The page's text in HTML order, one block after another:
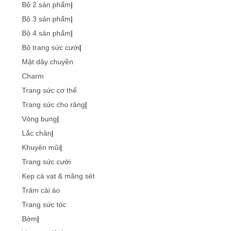
Bộ 2 sản phẩm|
Bộ 3 sản phẩm|
Bộ 4 sản phẩm|
Bộ trang sức cưới|
Mặt dây chuyền
Charm
Trang sức cơ thể
Trang sức cho răng|
Vòng bụng|
Lắc chân|
Khuyên mũi|
Trang sức cưới
Kẹp cà vạt & măng sét
Trâm cài áo
Trang sức tóc
Bờm|